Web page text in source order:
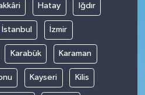
Hatay Iğdır
İstanbul İzmir
Karabük Karaman
Kayseri Kilis